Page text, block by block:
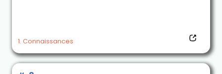
1. Connaissances